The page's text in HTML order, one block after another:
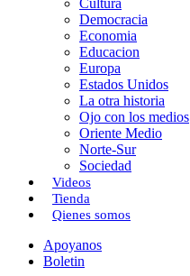
Cultura
Democracia
Economia
Educacion
Europa
Estados Unidos
La otra historia
Ojo con los medios
Oriente Medio
Norte-Sur
Sociedad
Videos
Tienda
Qienes somos
Apoyanos
Boletin